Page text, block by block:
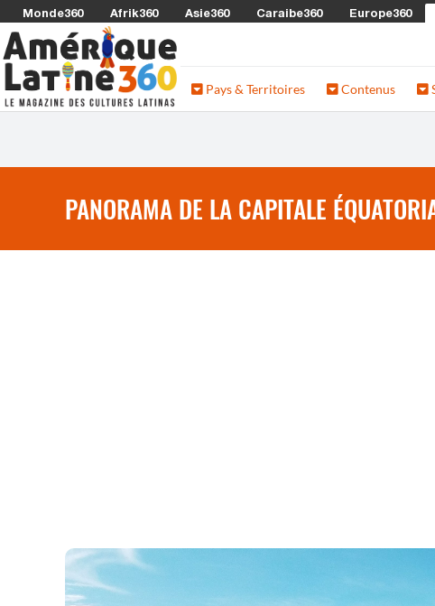
Monde360 Afrik360 Asie360 Caraibe360 Europe360
Pays & Territoires Contenus
PANORAMA DE LA CAPITALE